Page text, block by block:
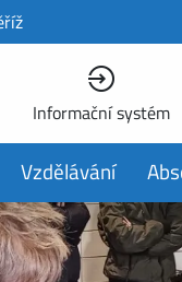
Informační systém
Vzdělávání